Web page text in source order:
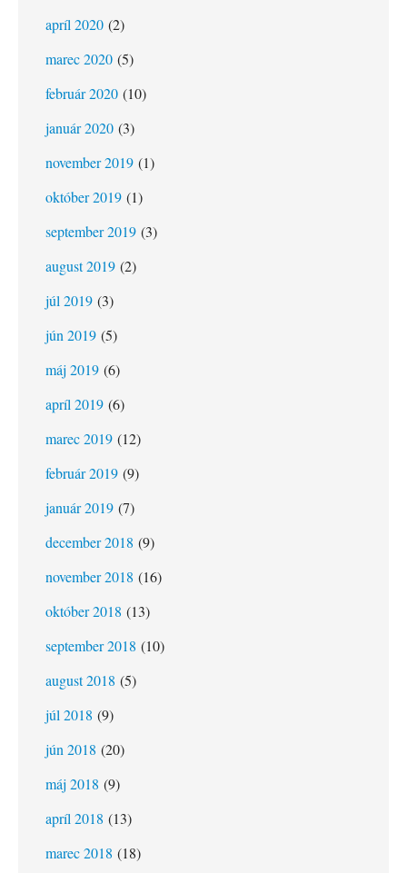
apríl 2020 (2)
marec 2020 (5)
február 2020 (10)
január 2020 (3)
november 2019 (1)
október 2019 (1)
september 2019 (3)
august 2019 (2)
júl 2019 (3)
jún 2019 (5)
máj 2019 (6)
apríl 2019 (6)
marec 2019 (12)
február 2019 (9)
január 2019 (7)
december 2018 (9)
november 2018 (16)
október 2018 (13)
september 2018 (10)
august 2018 (5)
júl 2018 (9)
jún 2018 (20)
máj 2018 (9)
apríl 2018 (13)
marec 2018 (18)